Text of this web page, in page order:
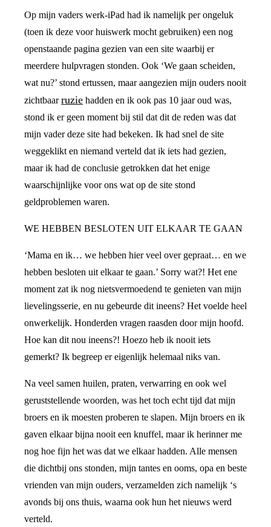
Op mijn vaders werk-iPad had ik namelijk per ongeluk
(toen ik deze voor huiswerk mocht gebruiken) een nog
openstaande pagina gezien van een site waarbij er
meerdere hulpvragen stonden. Ook ‘We gaan scheiden,
wat nu?’ stond ertussen, maar aangezien mijn ouders nooit
zichtbaarruzie hadden en ik ook pas 10 jaar oud was,
stond ik er geen moment bij stil dat dit de reden was dat
mijn vader deze site had bekeken. Ik had snel de site
weggeklikt en niemand verteld dat ik iets had gezien,
maar ik had de conclusie getrokken dat het enige
waarschijnlijke voor ons wat op de site stond
geldproblemen waren.
WE HEBBEN BESLOTEN UIT ELKAAR TE GAAN
‘Mama en ik… we hebben hier veel over gepraat… en we
hebben besloten uit elkaar te gaan.’ Sorry wat?! Het ene
moment zat ik nog nietsvermoedend te genieten van mijn
lievelingsserie, en nu gebeurde dit ineens? Het voelde heel
onwerkelijk. Honderden vragen raasden door mijn hoofd.
Hoe kan dit nou ineens?! Hoezo heb ik nooit iets
gemerkt? Ik begreep er eigenlijk helemaal niks van.
Na veel samen huilen, praten, verwarring en ook wel
geruststellende woorden, was het toch echt tijd dat mijn
broers en ik moesten proberen te slapen. Mijn broers en ik
gaven elkaar bijna nooit een knuffel, maar ik herinner me
nog hoe fijn het was dat we elkaar hadden. Alle mensen
die dichtbij ons stonden, mijn tantes en ooms, opa en beste
vrienden van mijn ouders, verzamelden zich namelijk ‘s
avonds bij ons thuis, waarna ook hun het nieuws werd
verteld.